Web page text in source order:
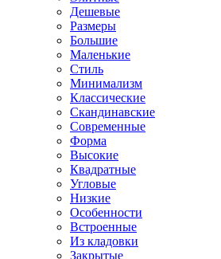
Дешевые
Размеры
Большие
Маленькие
Стиль
Минимализм
Классические
Скандинавские
Современные
Форма
Высокие
Квадратные
Угловые
Низкие
Особенности
Встроенные
Из кладовки
Закрытые